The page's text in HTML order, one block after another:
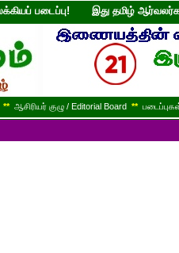
படைப்பு! இது தமிழ்
** ஆசிரியர் குழு / Editorial Board **